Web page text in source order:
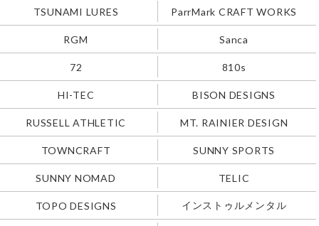
TSUNAMI LURES ParrMark CRAFT WORKS
RGM Sanca
72 810s
HI-TEC BISON DESIGNS
RUSSELL ATHLETIC MT. RAINIER DESIGN
TOWNCRAFT SUNNY SPORTS
SUNNY NOMAD TELIC
TOPO DESIGNS インストゥルメンタル